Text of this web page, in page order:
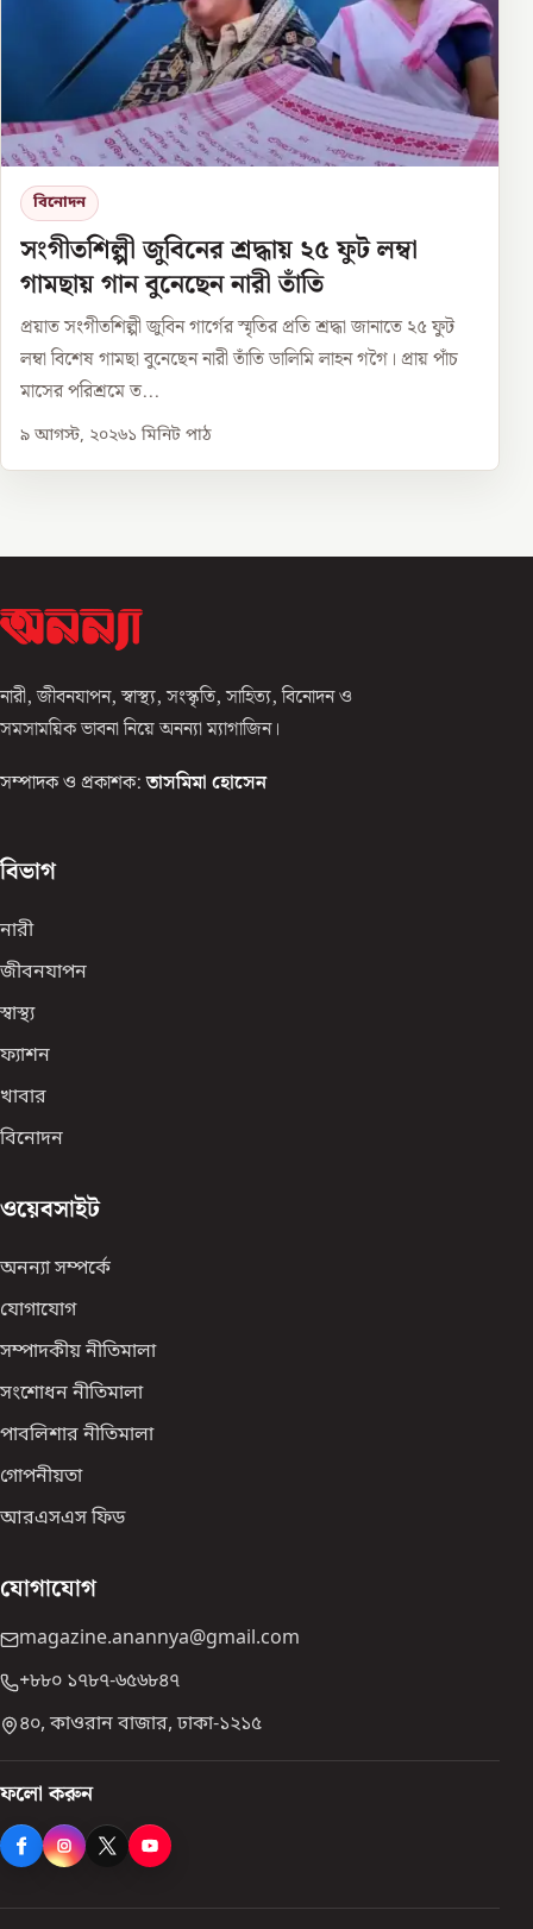
বিনোদন
সংগীতশিল্পী জুবিনের শ্রদ্ধায় ২৫ ফুট লম্বা
গামছায় গান বুনেছেন নারী তাঁতি
প্রয়াত সংগীতশিল্পী জুবিন গার্গের স্মৃতির প্রতি শ্রদ্ধা জানাতে ২৫ ফুট
লম্বা বিশেষ গামছা বুনেছেন নারী তাঁতি ডালিমি লাহন গগৈ। প্রায় পাঁচ
মাসের পরিশ্রমে ত...
৯ আগস্ট, ২০২৬১ মিনিট পাঠ
নারী, জীবনযাপন, স্বাস্থ্য, সংস্কৃতি, সাহিত্য, বিনোদন ও
সমসাময়িক ভাবনা নিয়ে অনন্যা ম্যাগাজিন।
সম্পাদক ও প্রকাশক: তাসমিমা হোসেন
বিভাগ
নারী
জীবনযাপন
স্বাস্থ্য
ফ্যাশন
খাবার
বিনোদন
ওয়েবসাইট
অনন্যা সম্পর্কে
যোগাযোগ
সম্পাদকীয় নীতিমালা
সংশোধন নীতিমালা
পাবলিশার নীতিমালা
গোপনীয়তা
আরএসএস ফিড
যোগাযোগ
magazine.anannya@gmail.com
+৮৮০ ১৭৮৭-৬৫৬৮৪৭
৪০, কাওরান বাজার, ঢাকা-১২১৫
ফলো করুন